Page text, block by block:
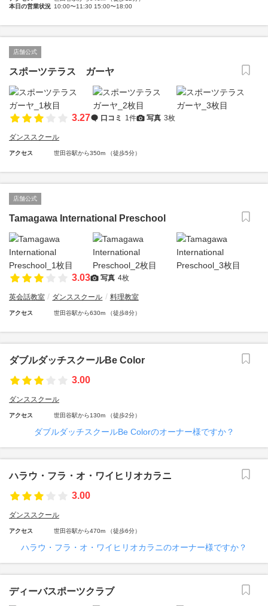
本日の営業状況 10:00〜11:30 15:00〜18:00
店舗公式
スポーツテラス ガーヤ
3.27 口コミ 1件 写真 3枚
ダンススクール
アクセス 世田谷駅から350m （徒歩5分）
店舗公式
Tamagawa International Preschool
3.03 写真 4枚
英会話教室 ダンススクール 料理教室
アクセス 世田谷駅から630m （徒歩8分）
ダブルダッチスクールBe Color
3.00
ダンススクール
アクセス 世田谷駅から130m （徒歩2分）
ダブルダッチスクールBe Colorのオーナー様ですか？
ハラウ・フラ・オ・ワイヒリオカラニ
3.00
ダンススクール
アクセス 世田谷駅から470m （徒歩6分）
ハラウ・フラ・オ・ワイヒリオカラニのオーナー様ですか？
ディーバスポーツクラブ